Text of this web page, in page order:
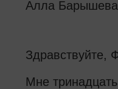
Алла Барышева
Здравствуйте,
Мне